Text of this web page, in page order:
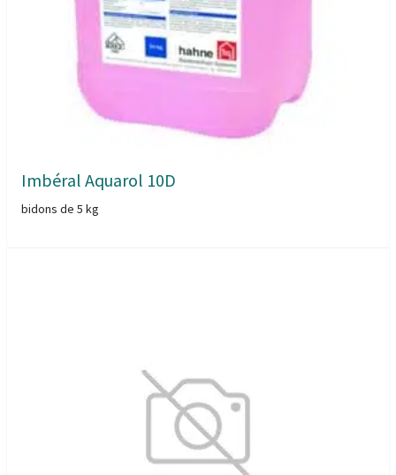
Imbéral Aquarol 10D
bidons de 5 kg